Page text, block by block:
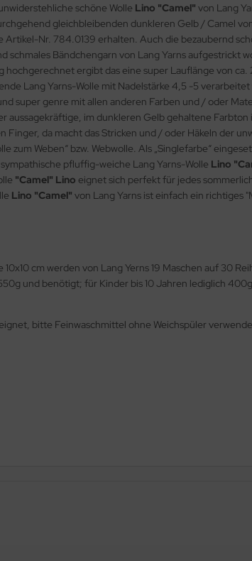
schöne Wolle Lino "Camel" von Lang
gleichbleibenden dunkleren Gelb / Camel
Nr. 784.0139 erhalten. Auch die bezaubernd
Bändchengarn von Lang Yarns aufgestrickt
hochgerechnet ergibt das eine super Lauflänge von
Lang Yarns-Wolle mit Nadelstärke 4,5 -5
super genre mit allen anderen Farben und / oder
aussagekräftige, im dunkleren Gelb gehaltene
Finger, da macht das Stricken und / oder Häkeln der
zum Weben“ bzw. Webwolle. Als „Singlefarbe“
pfluffig-weiche Lang Yarns-Wolle Lino
"Camel" Lino eignet sich perfekt für jedes
Lino "Camel" von Lang Yarns ist einfach ein richtiges
cm werden von Lang Yerns 19 Maschen auf 30
und benötigt; für Kinder bis 10 Jahren lediglich
bitte Feinwaschmittel ohne Weichspüler